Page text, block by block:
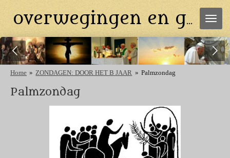
direct
de
hoofdinhoud
overwegingen en gebeden
Home » ZONDAGEN: DOOR HET B JAAR » Palmzondag
Palmzondag